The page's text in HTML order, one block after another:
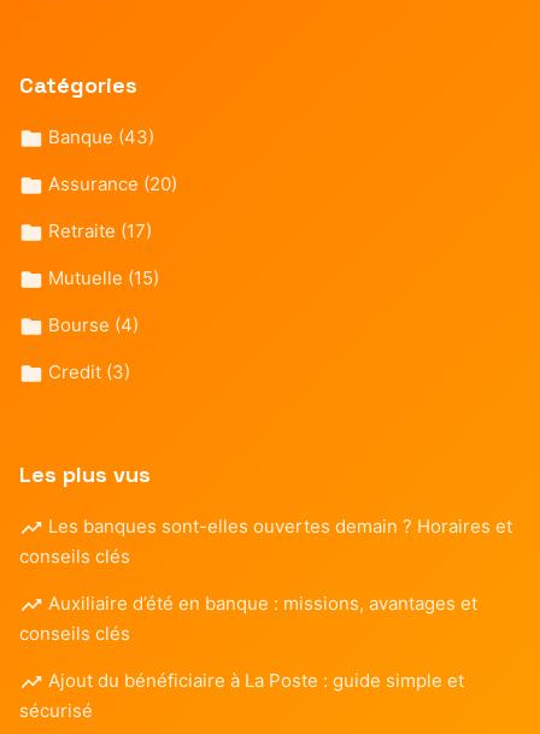
Catégories
Banque (43)
Assurance (20)
Retraite (17)
Mutuelle (15)
Bourse (4)
Credit (3)
Les plus vus
Les banques sont-elles ouvertes demain ? Horaires et
conseils clés
Auxiliaire d’été en banque : missions, avantages et
conseils clés
Ajout du bénéficiaire à La Poste : guide simple et
sécurisé